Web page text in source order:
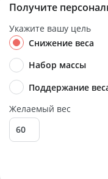
Получите
Укажите вашу цель
Снижение веса
Набор массы
Поддержание
Желаемый вес